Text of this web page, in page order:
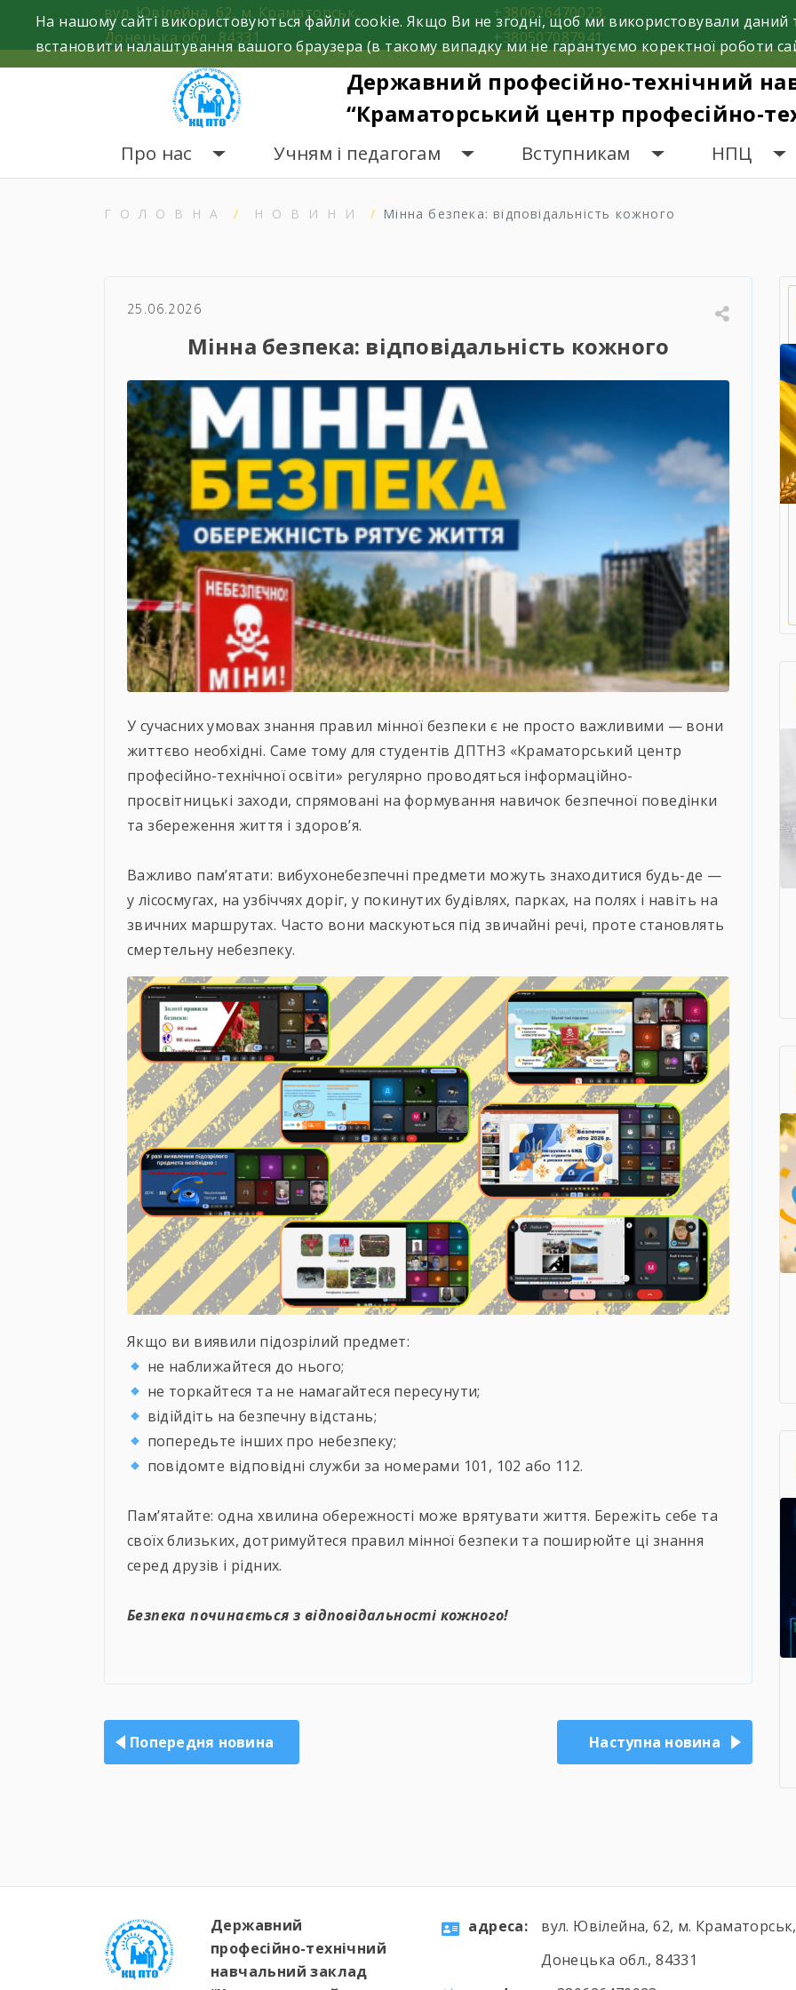
вул. Ювілейна, 62, м. Краматорськ,
Донецька обл., 84331
+380626470023,
+380507087941
Державний професійно-технічний
“Краматорський центр професійно-
Про нас Учням і педагогам Вступникам НПЦ
ГОЛОВНА НОВИНИ Мінна безпека: відповідальність кожного
25.06.2026
Мінна безпека: відповідальність кожного
У сучасних умовах знання правил мінної безпеки є не просто важливими — вони
життєво необхідні. Саме тому для студентів ДПТНЗ «Краматорський центр
професійно-технічної освіти» регулярно проводяться інформаційно-
просвітницькі заходи, спрямовані на формування навичок безпечної поведінки
та збереження життя і здоров’я.
Важливо пам’ятати: вибухонебезпечні предмети можуть знаходитися будь-де —
у лісосмугах, на узбіччях доріг, у покинутих будівлях, парках, на полях і навіть на
звичних маршрутах. Часто вони маскуються під звичайні речі, проте становлять
смертельну небезпеку.
Якщо ви виявили підозрілий предмет:
не наближайтеся до нього;
не торкайтеся та не намагайтеся пересунути;
відійдіть на безпечну відстань;
попередьте інших про небезпеку;
повідомте відповідні служби за номерами 101, 102 або 112.
Пам’ятайте: одна хвилина обережності може врятувати життя. Бережіть себе та
своїх близьких, дотримуйтеся правил мінної безпеки та поширюйте ці знання
серед друзів і рідних.
Безпека починається з відповідальності кожного!
записів
Попередня новина Наступна новина
На нашому сайті використовуються файли cookie. Якщо Ви не згодні, щоб ми використовували даний
встановити налаштування вашого браузера (в такому випадку ми не гарантуємо коректної роботи
Державний
професійно-технічний
навчальний заклад
aдресa:
вул. Ювілейна, 62, м. Краматорськ,
Донецька обл., 84331